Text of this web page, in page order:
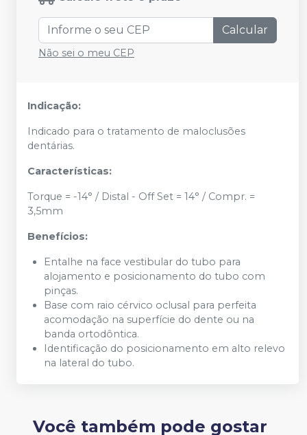
Calcular
Não sei o meu CEP
Indicação:
Indicado para o tratamento de maloclusões
dentárias.
Características:
Torque = -14° / Distal - Off Set = 14° / Compr. =
3,5mm
Benefícios:
Entalhe na face vestibular do tubo para
alojamento e posicionamento do tubo com
pinças.
Base com raio cérvico oclusal para perfeita
acomodação na superfície do dente ou na
banda ortodôntica.
Identificação do posicionamento em alto relevo
na lateral do tubo.
Você também pode gostar